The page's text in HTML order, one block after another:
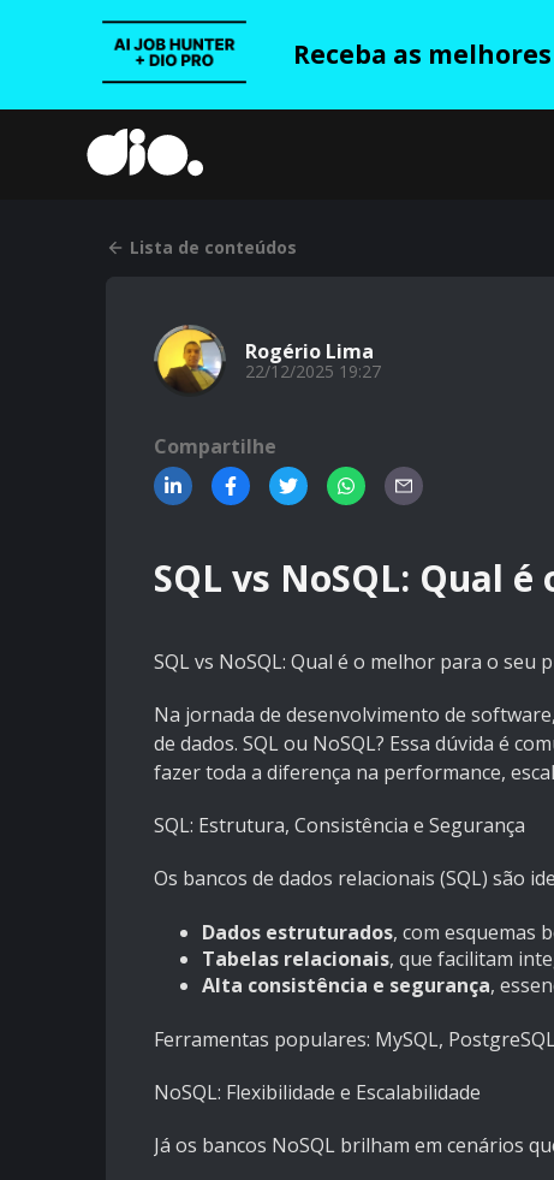
Receba as
Lista de conteúdos
Rogério Lima
22/12/2025 19:27
Compartilhe
SQL vs NoSQL: Qual
SQL vs NoSQL: Qual é o melhor para o seu
Na jornada de desenvolvimento de
de dados. SQL ou NoSQL? Essa dúvida é
fazer toda a diferença na performance,
SQL: Estrutura, Consistência e Segurança
Os bancos de dados relacionais (SQL) são
Dados estruturados, com esquemas
Tabelas relacionais, que facilitam
Alta consistência e segurança,
Ferramentas populares: MySQL,
NoSQL: Flexibilidade e Escalabilidade
Já os bancos NoSQL brilham em cenários